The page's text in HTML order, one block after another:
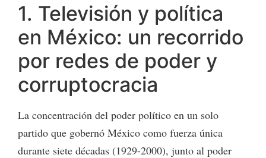
1. Televisión y política
en México: un recorrido
por redes de poder y
corruptocracia
La concentración del poder político en un solo
partido que gobernó México como fuerza única
durante siete décadas (1929-2000), junto al poder